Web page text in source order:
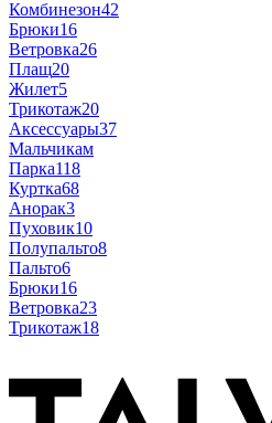
Комбинезон42
Брюки16
Ветровка26
Плащ20
Жилет5
Трикотаж20
Аксессуары37
Мальчикам
Парка118
Куртка68
Анорак3
Пуховик10
Полупальто8
Пальто6
Брюки16
Ветровка23
Трикотаж18